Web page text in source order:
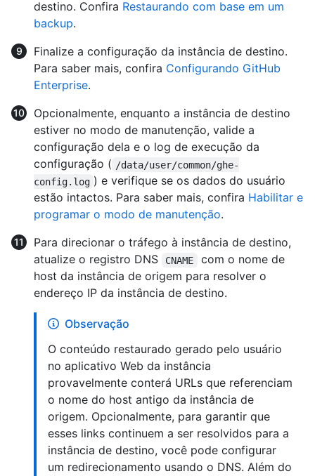
destino. Confira Restaurando com base em um
backup.
Finalize a configuração da instância de destino.
Para saber mais, confira Configurando GitHub
Enterprise.
Opcionalmente, enquanto a instância de destino
estiver no modo de manutenção, valide a
configuração dela e o log de execução da
configuração ( /data/user/common/ghe-
config.log ) e verifique se os dados do usuário
estão intactos. Para saber mais, confira Habilitar e
programar o modo de manutenção.
Para direcionar o tráfego à instância de destino,
atualize o registro DNS
CNAME
com o nome de
host da instância de origem para resolver o
endereço IP da instância de destino.
Observação
O conteúdo restaurado gerado pelo usuário
no aplicativo Web da instância
provavelmente conterá URLs que referenciam
o nome do host antigo da instância de
origem. Opcionalmente, para garantir que
esses links continuem a ser resolvidos para a
instância de destino, você pode configurar
um redirecionamento usando o DNS. Além do